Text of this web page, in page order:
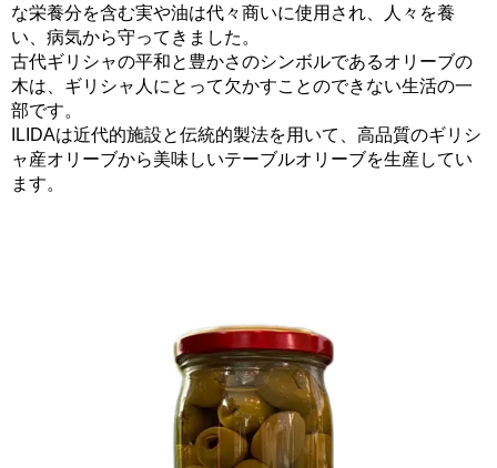
な栄養分を含む実や油は代々商いに使用され、人々を養
い、病気から守ってきました。
古代ギリシャの平和と豊かさのシンボルであるオリーブの
木は、ギリシャ人にとって欠かすことのできない生活の一
部です。
ILIDAは近代的施設と伝統的製法を用いて、高品質のギリシ
ャ産オリーブから美味しいテーブルオリーブを生産してい
ます。